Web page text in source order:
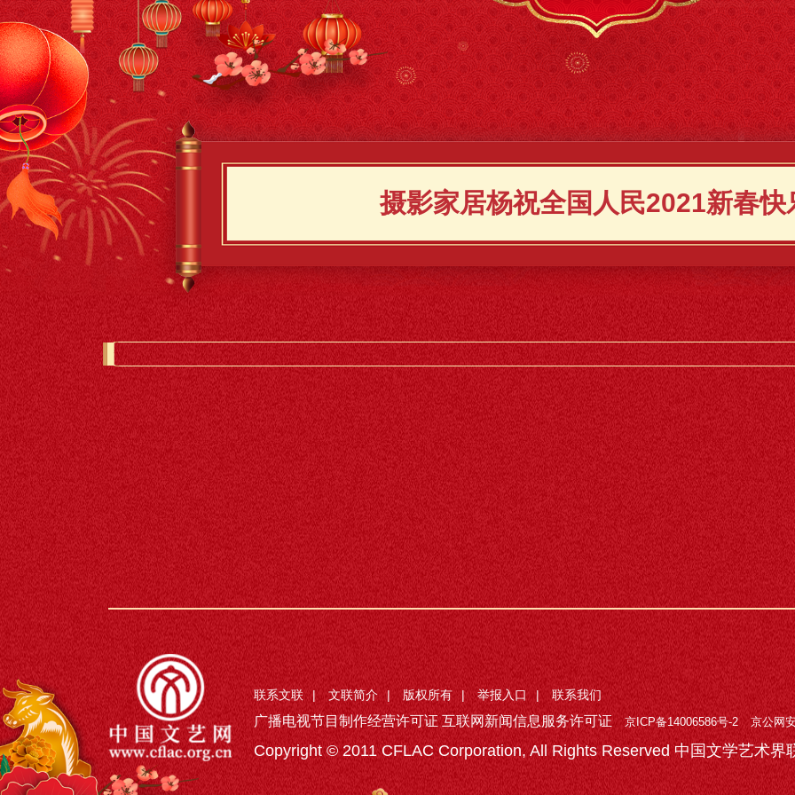
摄影家居杨祝全国人民2021新春快
联系文联 | 文联简介 | 版权所有 | 举报入口 | 联系我们
广播电视节目制作经营许可证 互联网新闻信息服务许可证 京ICP备14006586号-2 京公网
Copyright © 2011 CFLAC Corporation, All Rights Reserved 中国文学艺术界